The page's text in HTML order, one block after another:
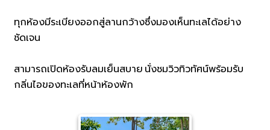
ทุกห้องมีระเบียงออกสู่ลานกว้างซึ่งมองเห็นทะเลได้อย่าง
ชัดเจน
สามารถเปิดห้องรับลมเย็นสบาย นั่งชมวิวทิวทัศน์พร้อมรับ
กลิ่นไอของทะเลที่หน้าห้องพัก